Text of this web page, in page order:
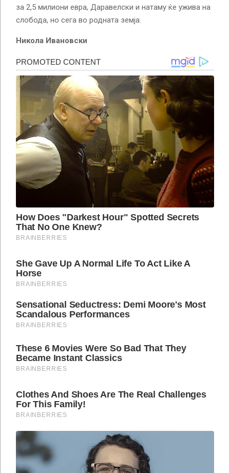
за 2,5 милиони евра, Даравелски и натаму ќе ужива на
слобода, но сега во родната земја.
Никола Ивановски